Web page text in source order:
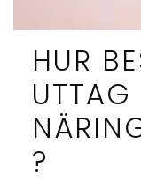
HUR
UTTAG
?